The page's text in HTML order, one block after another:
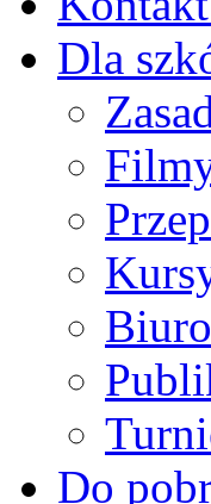
Dla
Do